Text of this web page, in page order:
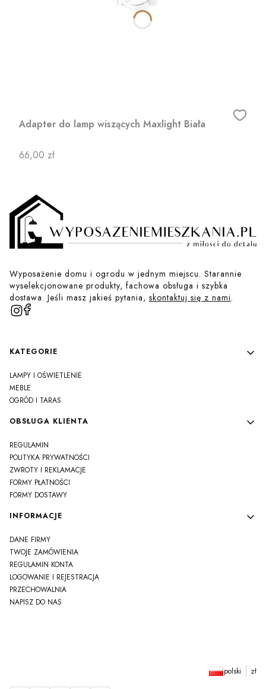
Adapter do lamp wiszących Maxlight Biała
Cena
66,00 zł
Wyposażenie domu i ogrodu w jednym miejscu. Starannie
wyselekcjonowane produkty, fachowa obsługa i szybka
dostawa. Jeśli masz jakieś pytania, skontaktuj się z nami.
Linki w stopce
KATEGORIE
LAMPY I OŚWIETLENIE
MEBLE
OGRÓD I TARAS
OBSŁUGA KLIENTA
REGULAMIN
POLITYKA PRYWATNOŚCI
ZWROTY I REKLAMACJE
FORMY PŁATNOŚCI
FORMY DOSTAWY
INFORMACJE
DANE FIRMY
TWOJE ZAMÓWIENIA
REGULAMIN KONTA
LOGOWANIE I REJESTRACJA
PRZECHOWALNIA
NAPISZ DO NAS
polski zł